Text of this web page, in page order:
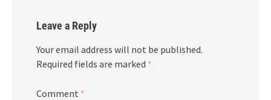
Leave a Reply
Your email address will not be published.
Required fields are marked *
Comment *